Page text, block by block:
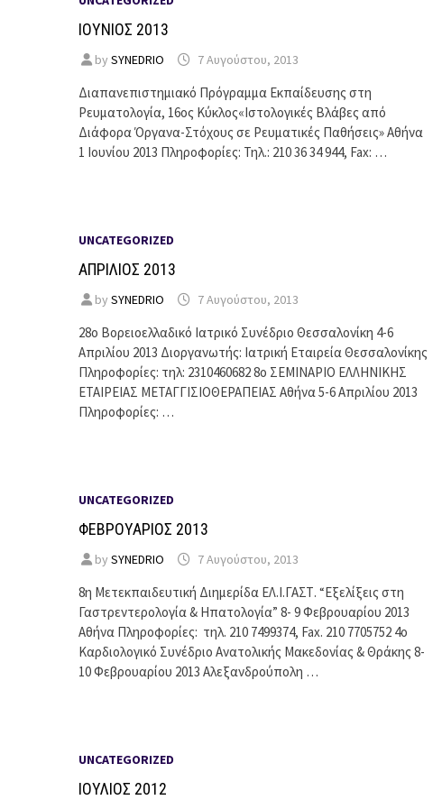
ΙΟΥΝΙΟΣ 2013
by SYNEDRIO 7 Αυγούστου, 2013
Διαπανεπιστημιακό Πρόγραμμα Εκπαίδευσης στη
Ρευματολογία, 16ος Κύκλος«Ιστολογικές Βλάβες από
Διάφορα Όργανα-Στόχους σε Ρευματικές Παθήσεις» Αθήνα
1 Ιουνίου 2013 Πληροφορίες: Τηλ.: 210 36 34 944, Fax: …
UNCATEGORIZED
ΑΠΡΙΛΙΟΣ 2013
by SYNEDRIO 7 Αυγούστου, 2013
28ο Βορειοελλαδικό Ιατρικό Συνέδριο Θεσσαλονίκη 4-6
Απριλίου 2013 Διοργανωτής: Ιατρική Εταιρεία Θεσσαλονίκης
Πληροφορίες: τηλ: 2310460682 8ο ΣΕΜΙΝΑΡΙΟ ΕΛΛΗΝΙΚΗΣ
ΕΤΑΙΡΕΙΑΣ ΜΕΤΑΓΓΙΣΙΟΘΕΡΑΠΕΙΑΣ Αθήνα 5-6 Απριλίου 2013
Πληροφορίες: …
UNCATEGORIZED
ΦΕΒΡΟΥΑΡΙΟΣ 2013
by SYNEDRIO 7 Αυγούστου, 2013
8η Μετεκπαιδευτική Διημερίδα ΕΛ.Ι.ΓΑΣΤ. “Εξελίξεις στη
Γαστρεντερολογία & Ηπατολογία” 8- 9 Φεβρουαρίου 2013
Αθήνα Πληροφορίες: τηλ. 210 7499374, Fax. 210 7705752 4ο
Καρδιολογικό Συνέδριο Ανατολικής Μακεδονίας & Θράκης 8-
10 Φεβρουαρίου 2013 Αλεξανδρούπολη …
UNCATEGORIZED
ΙΟΥΛΙΟΣ 2012